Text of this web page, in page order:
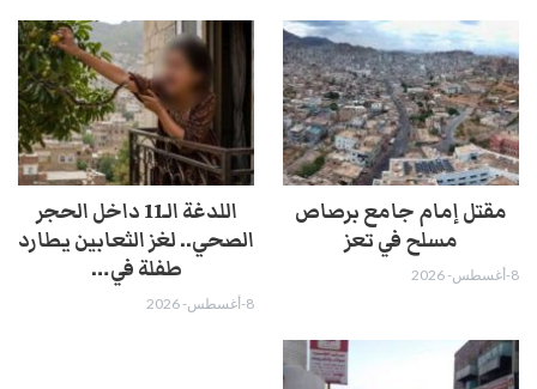
مقتل إمام جامع برصاص
مسلح في تعز
8-أغسطس- 2026
اللدغة الـ11 داخل الحجر
الصحي.. لغز الثعابين يطارد
طفلة في…
8-أغسطس- 2026